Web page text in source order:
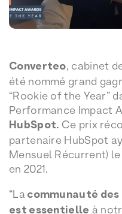
Converteo, cabinet
été nommé grand
“Rookie of the Year”
Performance Impact
HubSpot. Ce prix
partenaire HubSpot
Mensuel Récurrent)
en 2021.
“La communauté
est essentielle à